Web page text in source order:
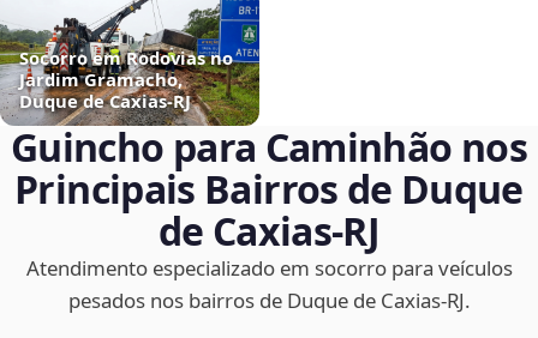
Socorro em Rodovias no
Jardim Gramacho,
Duque de Caxias‑RJ
Guincho para Caminhão nos
Principais Bairros de Duque
de Caxias‑RJ
Atendimento especializado em socorro para veículos
pesados nos bairros de Duque de Caxias‑RJ.